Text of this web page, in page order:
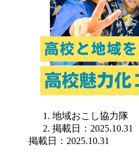
地域おこし協力隊
掲載日：2025.10.31
掲載日：2025.10.31